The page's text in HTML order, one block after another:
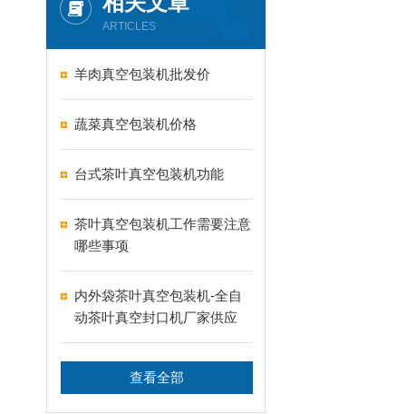
ARTICLES
羊肉真空包装机批发价
蔬菜真空包装机价格
台式茶叶真空包装机功能
茶叶真空包装机工作需要注意
哪些事项
内外袋茶叶真空包装机-全自
动茶叶真空封口机厂家供应
查看全部